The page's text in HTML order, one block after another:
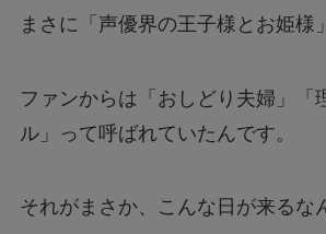
まさに「声優界の王子様とお姫
ファンからは「おしどり夫婦」「
ル」って呼ばれていたんです。
それがまさか、こんな日が来るな